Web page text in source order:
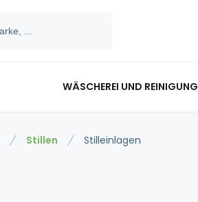
WÄSCHEREI UND REINIGUNG
Stillen Stilleinlagen